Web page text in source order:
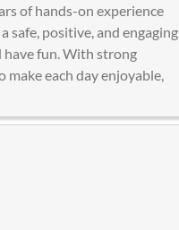
of hands-on experience
safe, positive, and engaging
have fun. With strong
each day enjoyable,